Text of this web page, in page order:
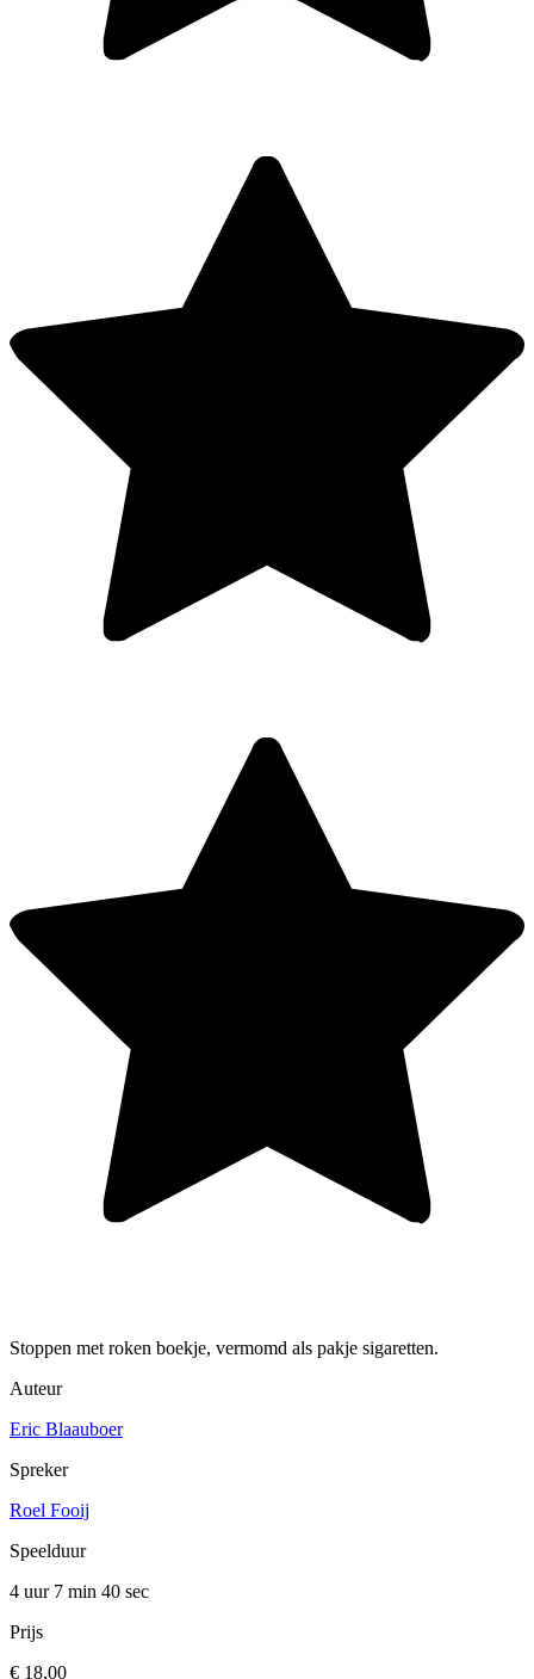
Stoppen met roken boekje, vermomd als pakje sigaretten.
Auteur
Eric Blaauboer
Spreker
Roel Fooij
Speelduur
4 uur 7 min 40 sec
Prijs
€ 18,00